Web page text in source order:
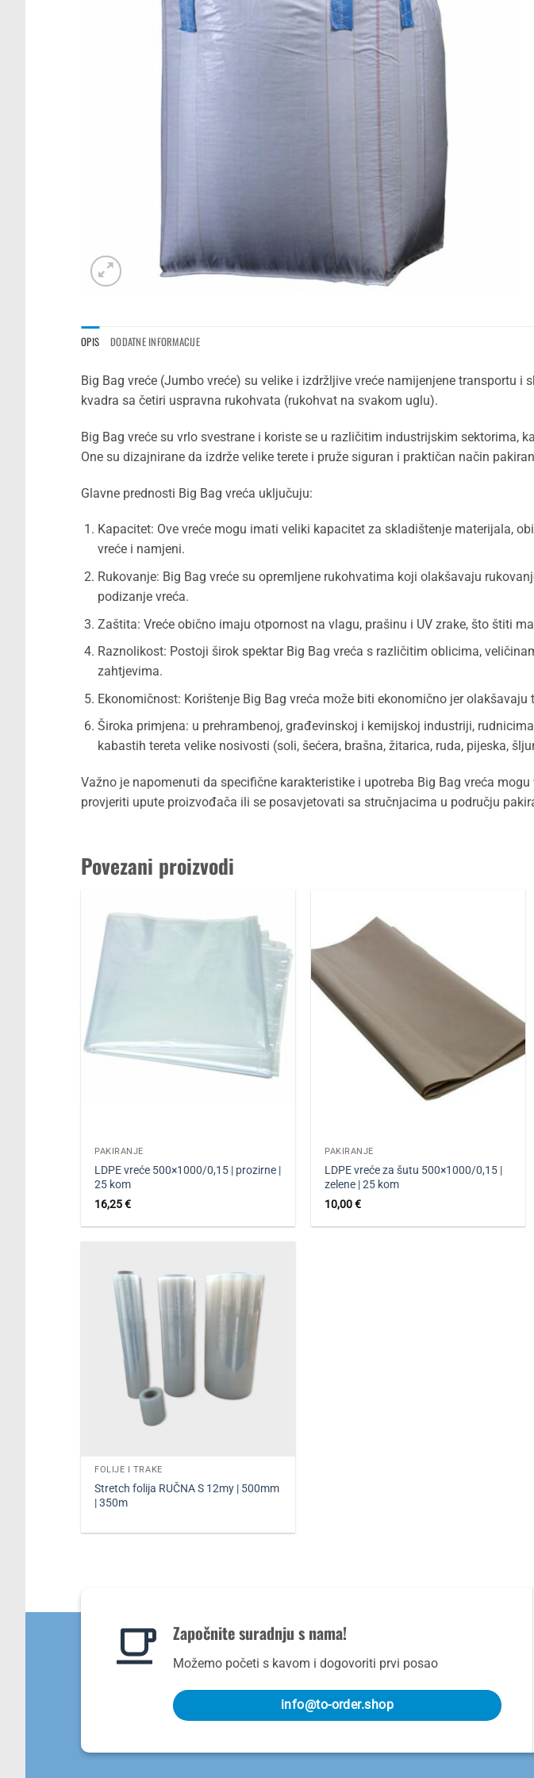
OPIS DODATNE INFORMACIJE
Big Bag vreće (Jumbo vreće) su velike i izdržljive vreće namijenjene
kvadra sa četiri uspravna rukohvata (rukohvat na svakom uglu).
Big Bag vreće su vrlo svestrane i koriste se u različitim industrijskim sektorima,
One su dizajnirane da izdrže velike terete i pruže siguran i praktičan način
Glavne prednosti Big Bag vreća uključuju:
Kapacitet: Ove vreće mogu imati veliki kapacitet za skladištenje materijala,
vreće i namjeni.
Rukovanje: Big Bag vreće su opremljene rukohvatima koji olakšavaju
podizanje vreća.
Zaštita: Vreće obično imaju otpornost na vlagu, prašinu i UV zrake, što štiti
Raznolikost: Postoji širok spektar Big Bag vreća s različitim oblicima,
zahtjevima.
Ekonomičnost: Korištenje Big Bag vreća može biti ekonomično jer
Široka primjena: u prehrambenoj, građevinskoj i kemijskoj industriji,
kabastih tereta velike nosivosti (soli, šećera, brašna, žitarica, ruda, pijeska,
Važno je napomenuti da specifične karakteristike i upotreba Big Bag vreća
provjeriti upute proizvođača ili se posavjetovati sa stručnjacima u području
Povezani proizvodi
Dodaj
u
favorite
PAKIRANJE
LDPE vreće 500×1000/0,15 | prozirne |
25 kom
16,25€
PAKIRANJE
LDPE vreće za šutu 500×1000/0,15 |
zelene | 25 kom
10,00€
Dodaj
favorite
FOLIJE I TRAKE
Stretch folija RUČNA S 12my | 500mm
| 350m
Započnite suradnju s nama!
Možemo početi s kavom i dogovoriti prvi posao
info@to-order.shop